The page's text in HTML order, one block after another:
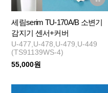
세림serim TU-170A/B 소변기
감지기 센서+커버
U-477,U-478,U-479,U-449
(TS91139WS-4)
55,000원